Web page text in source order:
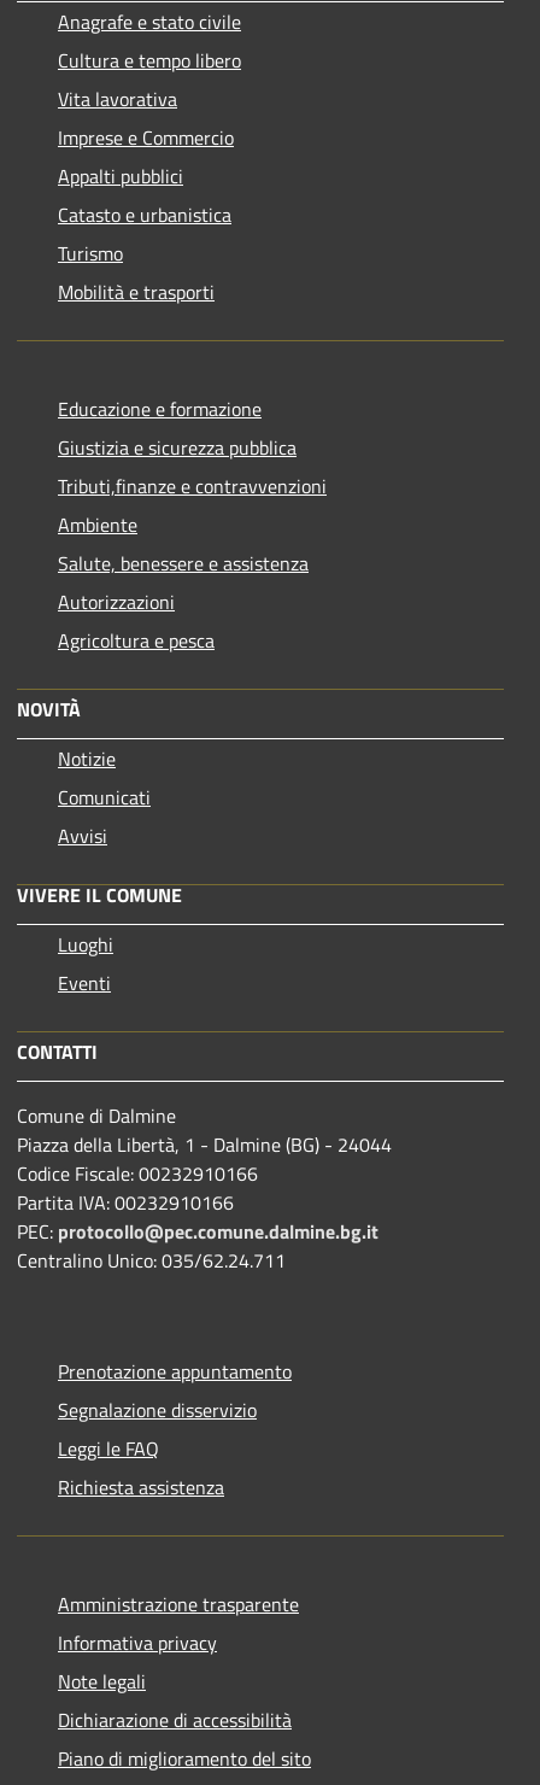
Anagrafe e stato civile
Cultura e tempo libero
Vita lavorativa
Imprese e Commercio
Appalti pubblici
Catasto e urbanistica
Turismo
Mobilità e trasporti
Educazione e formazione
Giustizia e sicurezza pubblica
Tributi,finanze e contravvenzioni
Ambiente
Salute, benessere e assistenza
Autorizzazioni
Agricoltura e pesca
NOVITÀ
Notizie
Comunicati
Avvisi
VIVERE IL COMUNE
Luoghi
Eventi
CONTATTI
Comune di Dalmine
Piazza della Libertà, 1 - Dalmine (BG) - 24044
Codice Fiscale: 00232910166
Partita IVA: 00232910166
PEC: protocollo@pec.comune.dalmine.bg.it
Centralino Unico: 035/62.24.711
Prenotazione appuntamento
Segnalazione disservizio
Leggi le FAQ
Richiesta assistenza
Amministrazione trasparente
Informativa privacy
Note legali
Dichiarazione di accessibilità
Piano di miglioramento del sito